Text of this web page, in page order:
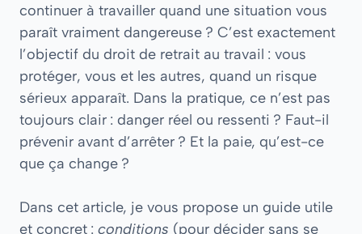
continuer à travailler quand une situation vous
paraît vraiment dangereuse ? C’est exactement
l’objectif du droit de retrait au travail : vous
protéger, vous et les autres, quand un risque
sérieux apparaît. Dans la pratique, ce n’est pas
toujours clair : danger réel ou ressenti ? Faut-il
prévenir avant d’arrêter ? Et la paie, qu’est-ce
que ça change ?
Dans cet article, je vous propose un guide utile
et concret : conditions (pour décider sans se